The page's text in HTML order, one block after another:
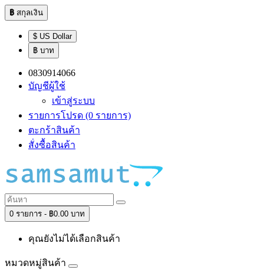
฿ สกุลเงิน
$ US Dollar
฿ บาท
0830914066
บัญชีผู้ใช้
เข้าสู่ระบบ
รายการโปรด (0 รายการ)
ตะกร้าสินค้า
สั่งซื้อสินค้า
0 รายการ - ฿0.00 บาท
คุณยังไม่ได้เลือกสินค้า
หมวดหมู่สินค้า